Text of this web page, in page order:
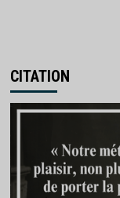
CITATION